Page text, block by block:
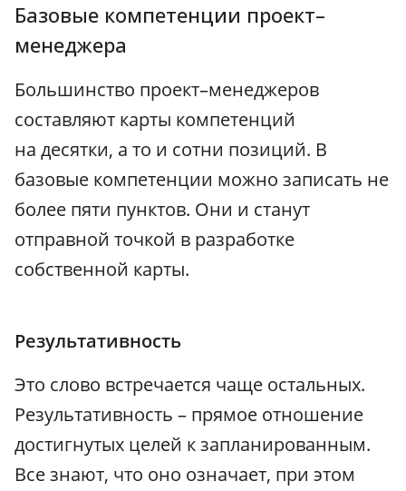
Базовые компетенции проект–
менеджера
Большинство проект–менеджеров
составляют карты компетенций
на десятки, а то и сотни позиций. В
базовые компетенции можно записать не
более пяти пунктов. Они и станут
отправной точкой в разработке
собственной карты.
Результативность
Это слово встречается чаще остальных.
Результативность – прямое отношение
достигнутых целей к запланированным.
Все знают, что оно означает, при этом